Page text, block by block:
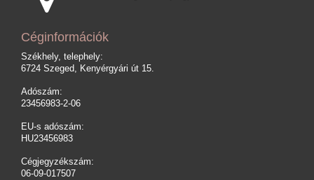
Céginformációk
Székhely, telephely:
6724 Szeged, Kenyérgyári út 15.
Adószám:
23456983-2-06
EU-s adószám:
HU23456983
Cégjegyzékszám:
06-09-017507